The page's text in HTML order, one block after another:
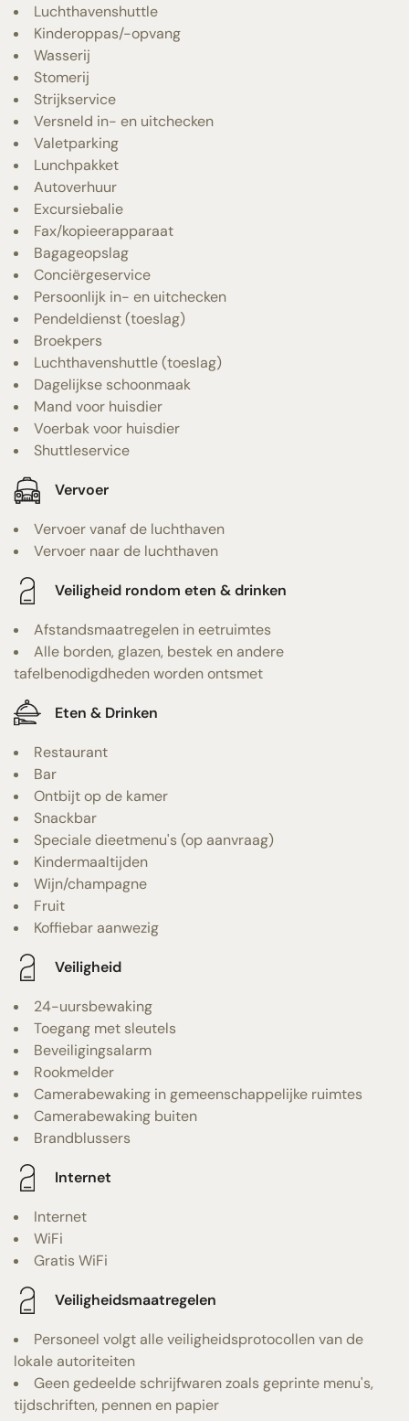
Luchthavenshuttle
Kinderoppas/-opvang
Wasserij
Stomerij
Strijkservice
Versneld in- en uitchecken
Valetparking
Lunchpakket
Autoverhuur
Excursiebalie
Fax/kopieerapparaat
Bagageopslag
Conciërgeservice
Persoonlijk in- en uitchecken
Pendeldienst (toeslag)
Broekpers
Luchthavenshuttle (toeslag)
Dagelijkse schoonmaak
Mand voor huisdier
Voerbak voor huisdier
Shuttleservice
Vervoer
Vervoer vanaf de luchthaven
Vervoer naar de luchthaven
Veiligheid rondom eten & drinken
Afstandsmaatregelen in eetruimtes
Alle borden, glazen, bestek en andere
tafelbenodigdheden worden ontsmet
Eten & Drinken
Restaurant
Bar
Ontbijt op de kamer
Snackbar
Speciale dieetmenu's (op aanvraag)
Kindermaaltijden
Wijn/champagne
Fruit
Koffiebar aanwezig
Veiligheid
24-uursbewaking
Toegang met sleutels
Beveiligingsalarm
Rookmelder
Camerabewaking in gemeenschappelijke ruimtes
Camerabewaking buiten
Brandblussers
Internet
Internet
WiFi
Gratis WiFi
Veiligheidsmaatregelen
Personeel volgt alle veiligheidsprotocollen van de
lokale autoriteiten
Geen gedeelde schrijfwaren zoals geprinte menu's,
tijdschriften, pennen en papier